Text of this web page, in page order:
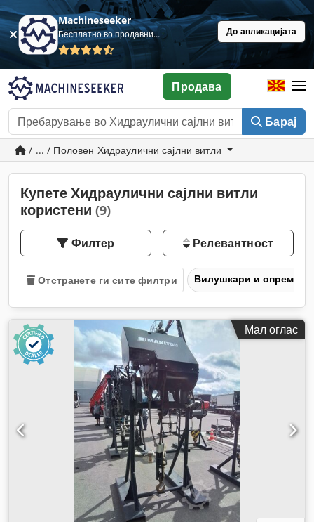
Machineseeker
Бесплатно во продавница До апликацијата
Барај
Продава
/ ... / Половен Хидраулични сајлни витли
Купете Хидраулични сајлни витли
користени (9)
Филтер Релевантност
Отстранете ги сите филтри Вилушкари и опрема
Мал оглас